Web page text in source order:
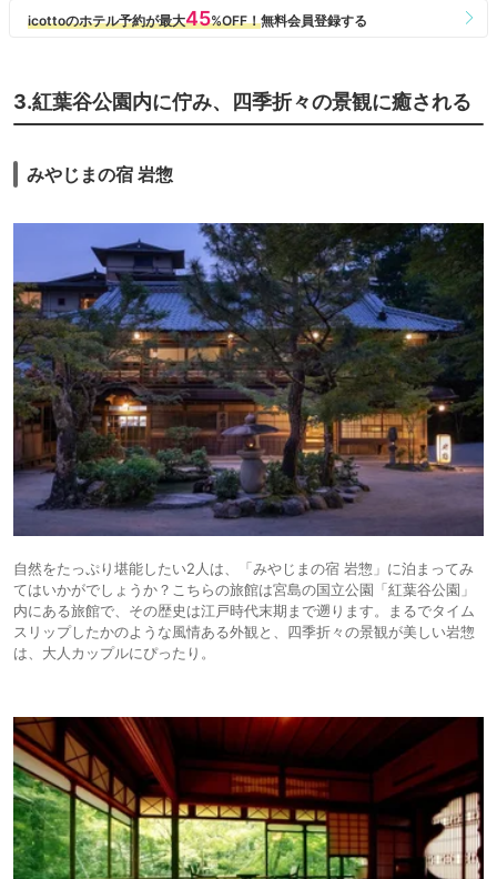
3.紅葉谷公園内に佇み、四季折々の景観に癒される
みやじまの宿 岩惣
自然をたっぷり堪能したい2人は、「みやじまの宿 岩惣」に泊まってみ
てはいかがでしょうか？こちらの旅館は宮島の国立公園「紅葉谷公園」
内にある旅館で、その歴史は江戸時代末期まで遡ります。まるでタイム
スリップしたかのような風情ある外観と、四季折々の景観が美しい岩惣
は、大人カップルにぴったり。